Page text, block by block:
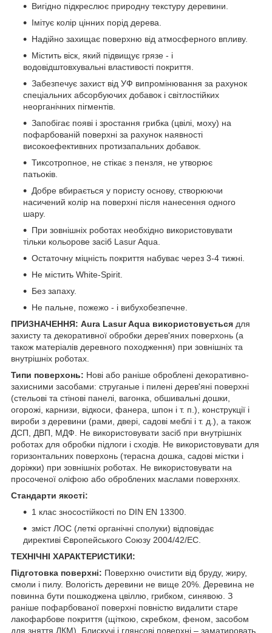
Вигідно підкреслює природну текстуру деревини.
Імітує колір цінних порід дерева.
Надійно захищає поверхню від атмосферного впливу.
Містить віск, який підвищує грязе - і
водовідштовхувальні властивості покриття.
Забезпечує захист від УФ випромінювання за рахунок
спеціальних абсорбуючих добавок і світлостійких
неорганічних пігментів.
Запобігає появі і зростання грибка (цвілі, моху) на
пофарбованій поверхні за рахунок наявності
високоефективних протизапальних добавок.
Тиксотропное, не стікає з пензля, не утворює
патьоків.
Добре вбирається у пористу основу, створюючи
насичений колір на поверхні після нанесення одного
шару.
При зовнішніх роботах необхідно використовувати
тільки кольорове засіб Lasur Aqua.
Остаточну міцність покриття набуває через 3-4 тижні.
Не містить White-Spirit.
Без запаху.
Не пальне, пожежо - і вибухобезпечне.
ПРИЗНАЧЕННЯ: Aura Lasur Aqua використовується для
захисту та декоративної обробки дерев'яних поверхонь (а
також матеріалів деревного походження) при зовнішніх та
внутрішніх роботах.
Типи поверхонь: Нові або раніше оброблені декоративно-
захисними засобами: струганые і пилені дерев'яні поверхні
(стельові та стінові панелі, вагонка, обшивальні дошки,
огорожі, карнизи, відкоси, фанера, шпон і т. п.), конструкції і
вироби з деревини (рами, двері, садові меблі і т. д.), а також
ДСП, ДВП, МДФ. Не використовувати засіб при внутрішніх
роботах для обробки підлоги і сходів. Не використовувати для
горизонтальних поверхонь (терасна дошка, садові містки і
доріжки) при зовнішніх роботах. Не використовувати на
просоченої оліфою або оброблених маслами поверхнях.
Стандарти якості:
1 клас зносостійкості по DIN EN 13300.
зміст ЛОС (леткі органічні сполуки) відповідає
директиві Європейського Союзу 2004/42/EC.
ТЕХНІЧНІ ХАРАКТЕРИСТИКИ:
Підготовка поверхні: Поверхню очистити від бруду, жиру,
смоли і пилу. Вологість деревини не вище 20%. Деревина не
повинна бути пошкоджена цвіллю, грибком, синявою. З
раніше пофарбованої поверхні повністю видалити старе
лакофарбове покриття (щіткою, скребком, феном, засобом
для зняття ЛКМ). Блискучі і глянсові поверхні – заматировать.